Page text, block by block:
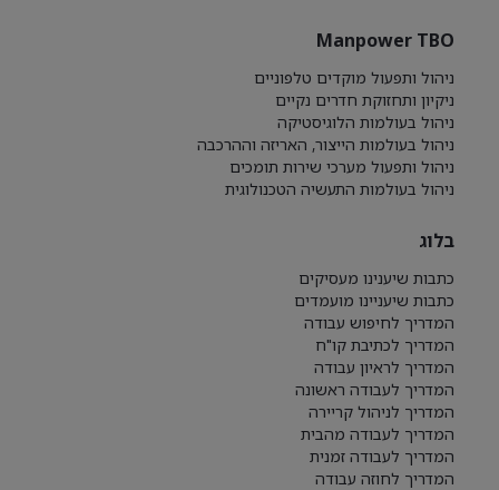
Manpower TBO
ניהול ותפעול מוקדים טלפוניים
ניקיון ותחזוקת חדרים נקיים
ניהול בעולמות הלוגיסטיקה
ניהול בעולמות הייצור, האריזה וההרכבה
ניהול ותפעול מערכי שירות תומכים
ניהול בעולמות התעשיה הטכנולוגית
בלוג
כתבות שיענינו מעסיקים
כתבות שיעניינו מועמדים
המדריך לחיפוש עבודה
המדריך לכתיבת קו"ח
המדריך לראיון עבודה
המדריך לעבודה ראשונה
המדריך לניהול קריירה
המדריך לעבודה מהבית
המדריך לעבודה זמנית
המדריך לחוזה עבודה